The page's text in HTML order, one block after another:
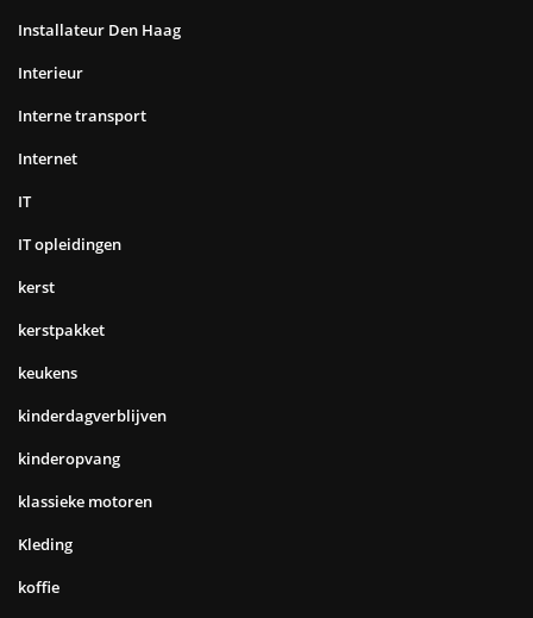
Installateur Den Haag
Interieur
Interne transport
Internet
IT
IT opleidingen
kerst
kerstpakket
keukens
kinderdagverblijven
kinderopvang
klassieke motoren
Kleding
koffie